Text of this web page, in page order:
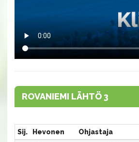
ROVANIEMI LÄHTÖ 3
Sij. Hevonen Ohjastaja